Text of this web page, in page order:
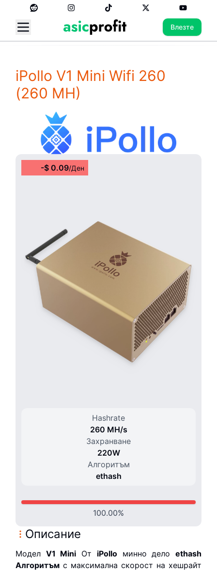
Влезте
iPollo V1 Mini Wifi 260
(260 MH)
-$ 0.09/Ден
Hashrate
260 MH/s
Захранване
220W
Алгоритъм
ethash
100.00%
Описание
Модел V1 Mini От iPollo минно дело
ethash
Алгоритъм с максимална скорост на хешрайт